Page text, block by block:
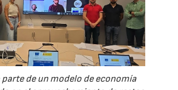
de un modelo de economía